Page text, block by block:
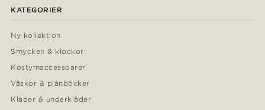
KATEGORIER
Ny kollektion
Smycken & klockor
Kostymaccessoarer
Väskor & plånböcker
Kläder & underkläder